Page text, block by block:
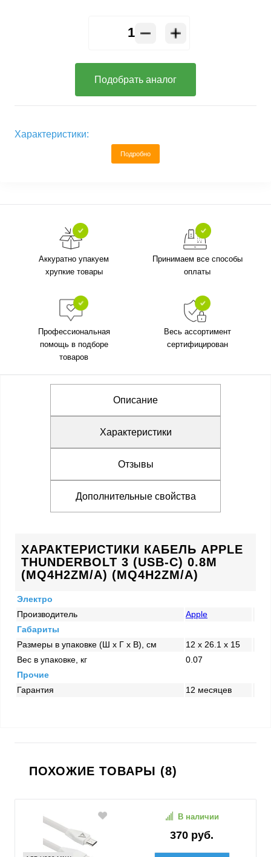
Подобрать аналог
Характеристики:
Подробно
Аккуратно упакуем
хрупкие товары
Принимаем все способы
оплаты
Профессиональная
помощь в подборе
товаров
Весь ассортимент
сертифицирован
Описание
Характеристики
Отзывы
Дополнительные свойства
ХАРАКТЕРИСТИКИ КАБЕЛЬ APPLE
THUNDERBOLT 3 (USB-C) 0.8M
(MQ4H2ZM/A) (MQ4H2ZM/A)
Электро
Производитель
Apple
Габариты
Размеры в упаковке (Ш x Г x В), см
12 x 26.1 x 15
Вес в упаковке, кг
0.07
Прочие
Гарантия
12 месяцев
ПОХОЖИЕ ТОВАРЫ (8)
370 руб.
В наличии